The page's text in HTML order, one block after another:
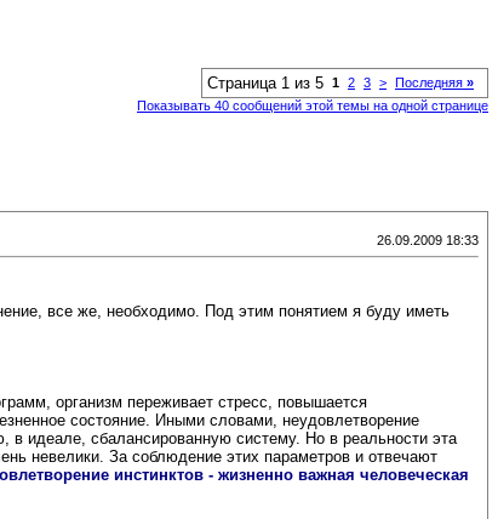
Страница 1 из 5 1 2 3 > Последняя »
Показывать 40 сообщений этой темы на одной странице
26.09.2009 18:33
все же, необходимо. Под этим понятием я буду иметь
организм переживает стресс, повышается
состояние. Иными словами, неудовлетворение
в идеале, сбалансированную систему. Но в реальности эта
невелики. За соблюдение этих параметров и отвечают
инстинктов - жизненно важная человеческая